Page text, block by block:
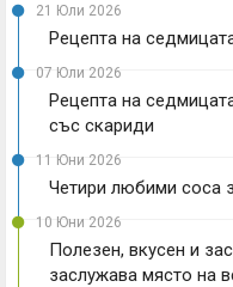
21 Юли 2026
Рецепта на
07 Юли 2026
Рецепта на
със скариди
11 Юни 2026
Четири любими соса
10 Юни 2026
Полезен, вкусен и
заслужава място на